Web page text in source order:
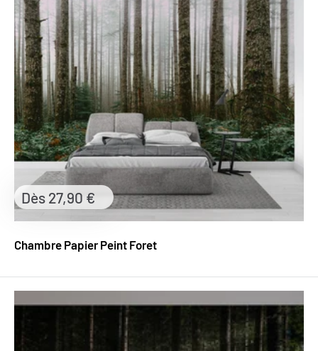
Chambre Papier Peint Foret
Prix
réduit
Dès 27,90 €